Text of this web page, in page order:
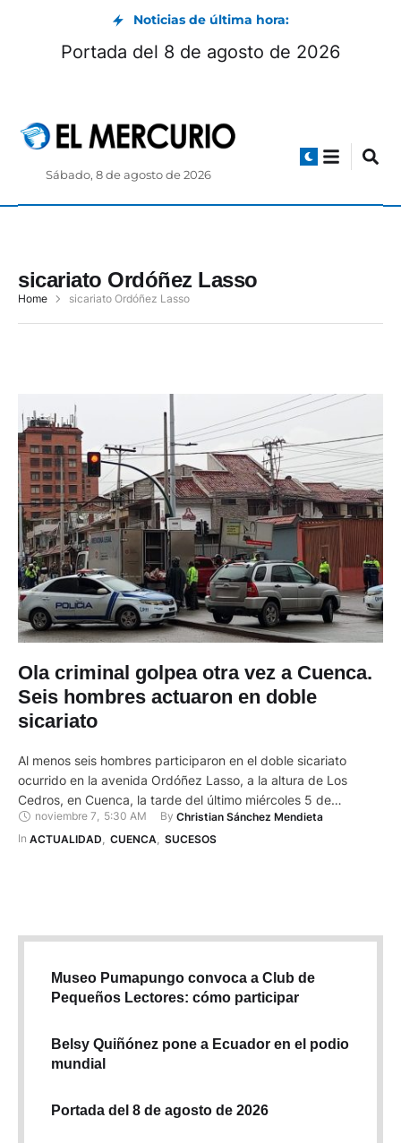
Noticias de última hora:
Portada del 8 de agosto de 2026
Sábado, 8 de agosto de 2026
sicariato Ordóñez Lasso
Home sicariato Ordóñez Lasso
Ola criminal golpea otra vez a Cuenca.
Seis hombres actuaron en doble
sicariato
Al menos seis hombres participaron en el doble sicariato
ocurrido en la avenida Ordóñez Lasso, a la altura de Los
Cedros, en Cuenca, la tarde del último miércoles 5 de
noviembre. Esto es parte de una nueva ola criminal en esta
ciudad que deja dolor y muertos. Así lo informó el coronel
noviembre 7, 5:30 AM By Christian Sánchez Mendieta
In ACTUALIDAD CUENCA SUCESOS
Museo Pumapungo convoca a Club de
Pequeños Lectores: cómo participar
Belsy Quiñónez pone a Ecuador en el podio
mundial
Portada del 8 de agosto de 2026